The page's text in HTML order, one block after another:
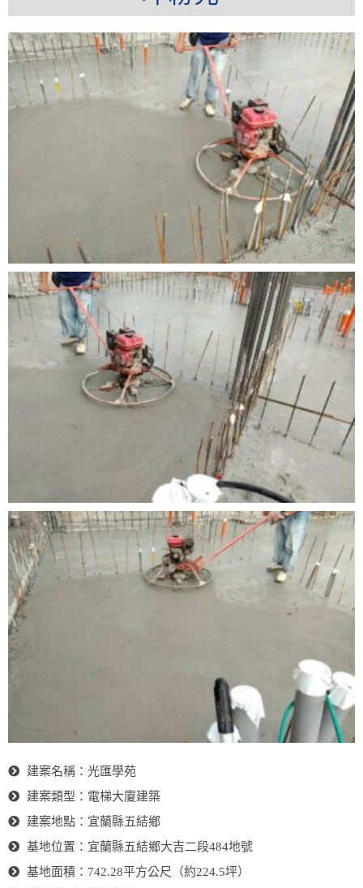
建案名稱：光匯學苑
建案類型：電梯大廈建築
建案地點：宜蘭縣五結鄉
基地位置：宜蘭縣五結鄉大吉二段484地號
基地面積：742.28平方公尺（約224.5坪）